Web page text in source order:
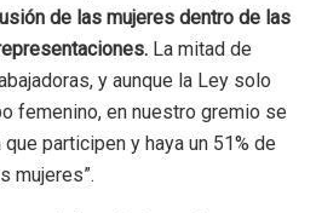
de las mujeres dentro de las
La mitad de
y aunque la Ley solo
femenino, en nuestro gremio se
participen y haya un 51% de
mujeres”.